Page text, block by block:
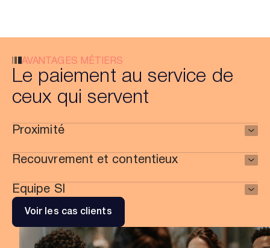
AVANTAGES MÉTIERS
Le paiement au service de
ceux qui servent
Proximité
Recouvrement et contentieux
Equipe SI
Voir les cas clients